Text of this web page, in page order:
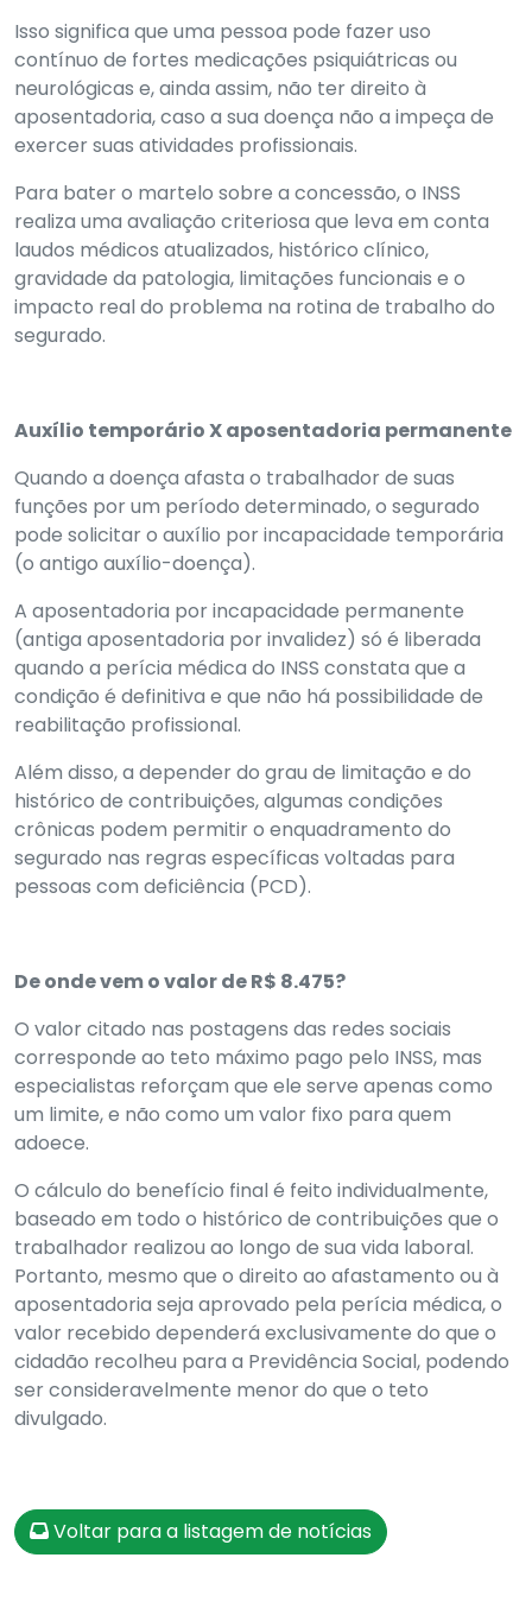
Isso significa que uma pessoa pode fazer uso
contínuo de fortes medicações psiquiátricas ou
neurológicas e, ainda assim, não ter direito à
aposentadoria, caso a sua doença não a impeça de
exercer suas atividades profissionais.
Para bater o martelo sobre a concessão, o INSS
realiza uma avaliação criteriosa que leva em conta
laudos médicos atualizados, histórico clínico,
gravidade da patologia, limitações funcionais e o
impacto real do problema na rotina de trabalho do
segurado.
Auxílio temporário X aposentadoria permanente
Quando a doença afasta o trabalhador de suas
funções por um período determinado, o segurado
pode solicitar o auxílio por incapacidade temporária
(o antigo auxílio-doença).
A aposentadoria por incapacidade permanente
(antiga aposentadoria por invalidez) só é liberada
quando a perícia médica do INSS constata que a
condição é definitiva e que não há possibilidade de
reabilitação profissional.
Além disso, a depender do grau de limitação e do
histórico de contribuições, algumas condições
crônicas podem permitir o enquadramento do
segurado nas regras específicas voltadas para
pessoas com deficiência (PCD).
De onde vem o valor de R$ 8.475?
O valor citado nas postagens das redes sociais
corresponde ao teto máximo pago pelo INSS, mas
especialistas reforçam que ele serve apenas como
um limite, e não como um valor fixo para quem
adoece.
O cálculo do benefício final é feito individualmente,
baseado em todo o histórico de contribuições que o
trabalhador realizou ao longo de sua vida laboral.
Portanto, mesmo que o direito ao afastamento ou à
aposentadoria seja aprovado pela perícia médica, o
valor recebido dependerá exclusivamente do que o
cidadão recolheu para a Previdência Social, podendo
ser consideravelmente menor do que o teto
divulgado.
Voltar para a listagem de notícias